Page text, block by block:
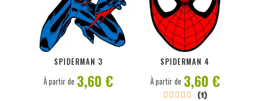
SPIDERMAN 3
PERSONNALISER
À partir de 3,60 €
SPIDERMAN 4
     (1)
PERSONNALISER
À partir de 3,60 €